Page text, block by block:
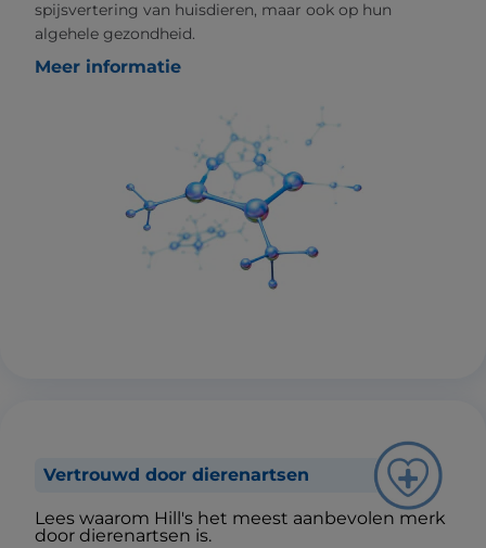
spijsvertering van huisdieren, maar ook op hun
algehele gezondheid.
Meer informatie
Vertrouwd door dierenartsen
Lees waarom Hill's het meest aanbevolen merk
door dierenartsen is.